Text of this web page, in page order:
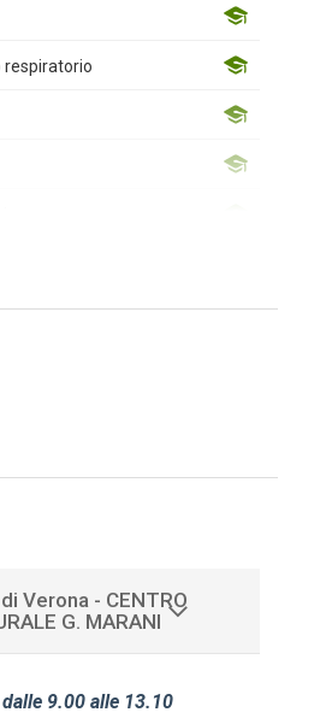
respiratorio
Verona - CENTRO
G. MARANI
9.00 alle 13.10